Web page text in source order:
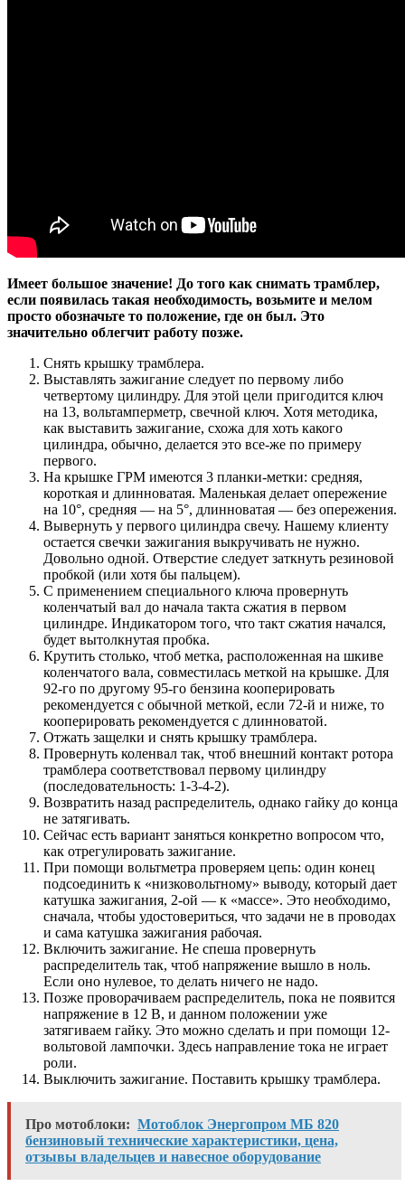
Имеет большое значение! До того как снимать трамблер,
если появилась такая необходимость, возьмите и мелом
просто обозначьте то положение, где он был. Это
значительно облегчит работу позже.
Снять крышку трамблера.
Выставлять зажигание следует по первому либо
четвертому цилиндру. Для этой цели пригодится ключ
на 13, вольтамперметр, свечной ключ. Хотя методика,
как выставить зажигание, схожа для хоть какого
цилиндра, обычно, делается это все-же по примеру
первого.
На крышке ГРМ имеются 3 планки-метки: средняя,
короткая и длинноватая. Маленькая делает опережение
на 10°, средняя — на 5°, длинноватая — без опережения.
Вывернуть у первого цилиндра свечу. Нашему клиенту
остается свечки зажигания выкручивать не нужно.
Довольно одной. Отверстие следует заткнуть резиновой
пробкой (или хотя бы пальцем).
С применением специального ключа провернуть
коленчатый вал до начала такта сжатия в первом
цилиндре. Индикатором того, что такт сжатия начался,
будет вытолкнутая пробка.
Крутить столько, чтоб метка, расположенная на шкиве
коленчатого вала, совместилась меткой на крышке. Для
92-го по другому 95-го бензина кооперировать
рекомендуется с обычной меткой, если 72-й и ниже, то
кооперировать рекомендуется с длинноватой.
Отжать защелки и снять крышку трамблера.
Провернуть коленвал так, чтоб внешний контакт ротора
трамблера соответствовал первому цилиндру
(последовательность: 1-3-4-2).
Возвратить назад распределитель, однако гайку до конца
не затягивать.
Сейчас есть вариант заняться конкретно вопросом что,
как отрегулировать зажигание.
При помощи вольтметра проверяем цепь: один конец
подсоединить к «низковольтному» выводу, который дает
катушка зажигания, 2-ой — к «массе». Это необходимо,
сначала, чтобы удостовериться, что задачи не в проводах
и сама катушка зажигания рабочая.
Включить зажигание. Не спеша провернуть
распределитель так, чтоб напряжение вышло в ноль.
Если оно нулевое, то делать ничего не надо.
Позже проворачиваем распределитель, пока не появится
напряжение в 12 В, и данном положении уже
затягиваем гайку. Это можно сделать и при помощи 12-
вольтовой лампочки. Здесь направление тока не играет
роли.
Выключить зажигание. Поставить крышку трамблера.
Про мотоблоки: Мотоблок Энергопром МБ 820
бензиновый технические характеристики, цена,
отзывы владельцев и навесное оборудование